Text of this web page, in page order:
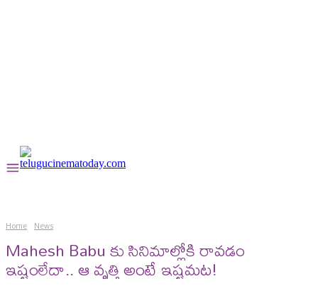
Home News
Mahesh Babu కు సినిమాల్లోకి రావడం
ఇష్టంలేదా.. ఆ వృత్తి అంటే ఇష్టమట!